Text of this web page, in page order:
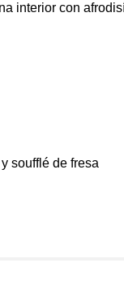
interior con
soufflé de fresa